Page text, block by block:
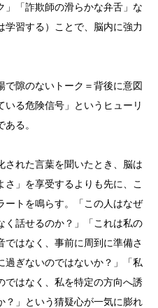
」「詐欺師の滑らかな弁舌」な
学習する）ことで、脳内に強力
で隙のないトーク＝背後に意図
る危険信号」というヒューリ
る。
された言葉を聞いたとき、脳は
」を享受するよりも先に、こ
ートを鳴らす。「この人はなぜ
く話せるのか？」「これは私の
はなく、事前に周到に準備さ
過ぎないのではないか？」「私
ではなく、私を特定の方向へ誘
？」という猜疑心が一気に膨れ